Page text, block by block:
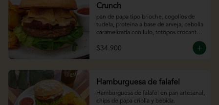
Crunch
pan de papa tipo brioche, cogollos de
tudela, proteína a base de arveja, cebolla
caramelizada con lulo, totopos crocantes
$34.900
Hamburguesa de falafel
Hamburguesa de falafel en pan artesanal,
chips de papa criolla y bebida.